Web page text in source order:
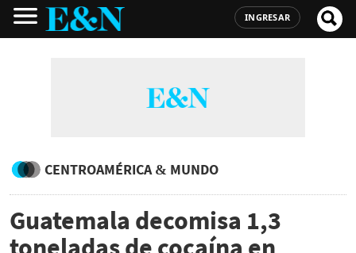
INGRESAR
CENTROAMÉRICA & MUNDO
Guatemala decomisa 1,3